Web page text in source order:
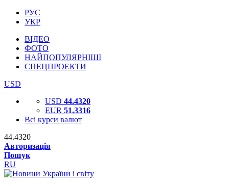
РУС
УКР
ВІДЕО
ФОТО
НАЙПОПУЛЯРНІШІ
СПЕЦПРОЕКТИ
USD
USD 44.4320
EUR 51.3316
Всі курси валют
44.4320
Авторизація
Пошук
RU